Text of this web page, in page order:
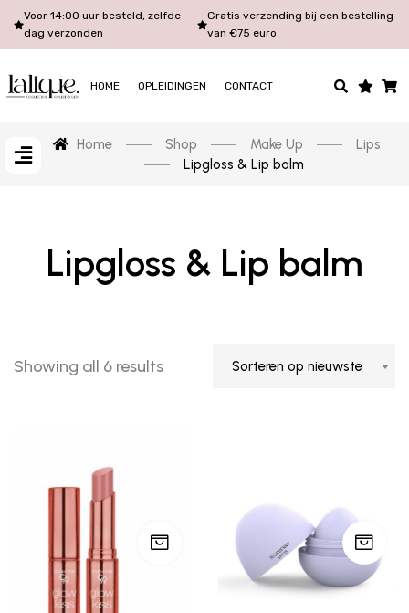
Voor 14:00 uur besteld, zelfde
dag verzonden
Gratis verzending bij een bestelling
van €75 euro
HOME OPLEIDINGEN CONTACT
Home Shop Make Up
Lips
Lipgloss & Lip balm
Lipgloss & Lip balm
Showing all 6 results Sorteren op nieuwste